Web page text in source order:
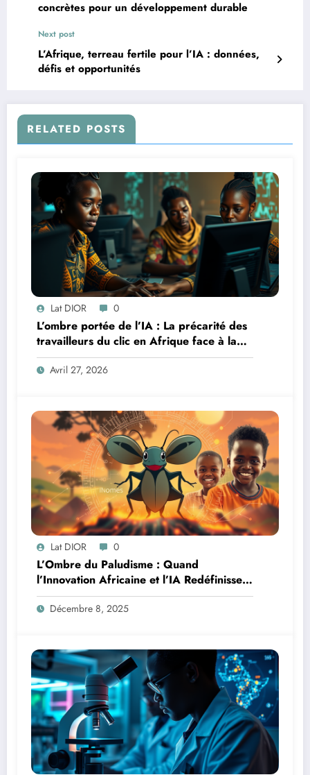
concrètes pour un développement durable
Next post
L’Afrique, terreau fertile pour l’IA : données,
défis et opportunités
RELATED POSTS
Lat DIOR 0
L’ombre portée de l’IA : La précarité des
travailleurs du clic en Afrique face à la
révolution numérique
Avril 27, 2026
Lat DIOR 0
L’Ombre du Paludisme : Quand
l’Innovation Africaine et l’IA Redéfinissent
la Lutte
Décembre 8, 2025